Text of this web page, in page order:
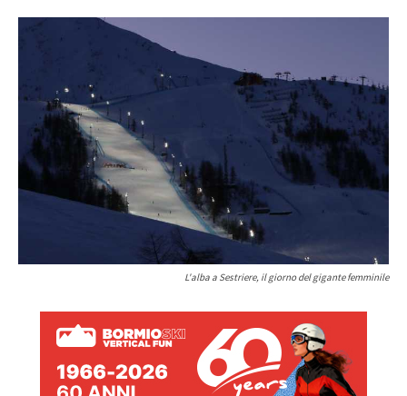
L'alba a Sestriere, il giorno del gigante femminile